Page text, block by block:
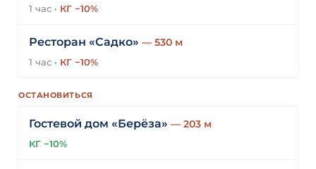
1 час · КГ −10%
Ресторан «Садко» — 530 м
1 час · КГ −10%
ОСТАНОВИТЬСЯ
Гостевой дом «Берёза» — 203 м
КГ −10%